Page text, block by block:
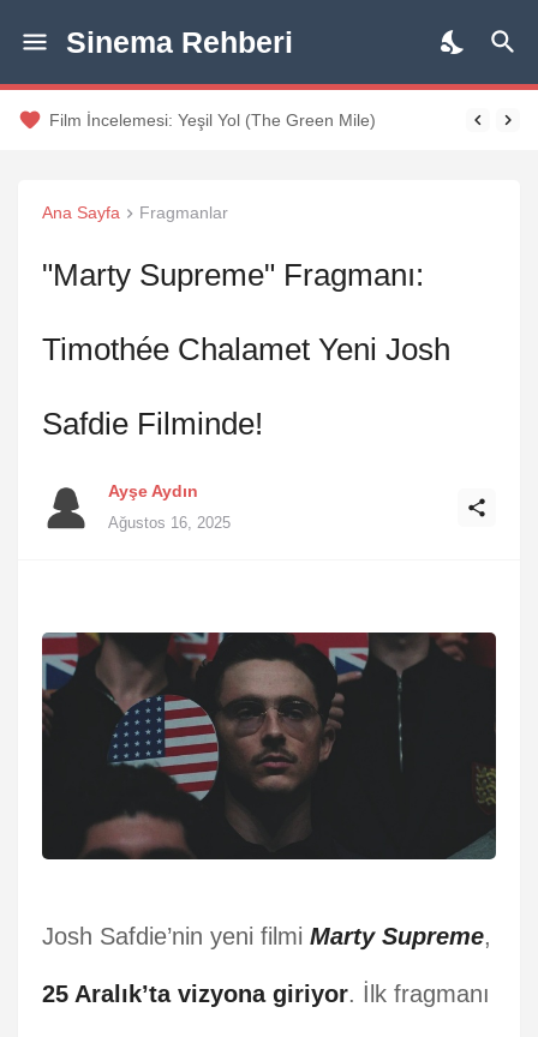
Sinema Rehberi
Film İncelemesi: Yeşil Yol (The Green Mile)
Ana Sayfa Fragmanlar
"Marty Supreme" Fragmanı:
Timothée Chalamet Yeni Josh
Safdie Filminde!
Ayşe Aydın
Ağustos 16, 2025
Josh Safdie’nin yeni filmi Marty Supreme,
25 Aralık’ta vizyona giriyor. İlk fragmanı